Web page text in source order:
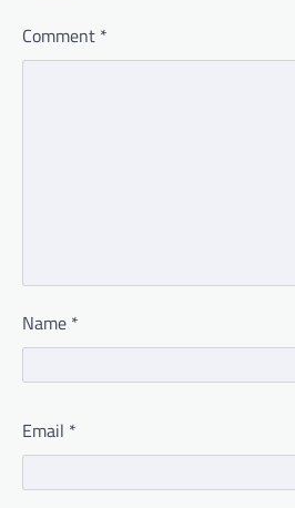
Comment *
Name *
Email *